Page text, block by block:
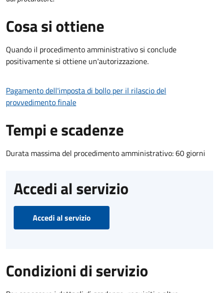
Cosa si ottiene
Quando il procedimento amministrativo si conclude
positivamente si ottiene un'autorizzazione.
Pagamento dell'imposta di bollo per il rilascio del
provvedimento finale
Tempi e scadenze
Durata massima del procedimento amministrativo: 60 giorni
Accedi al servizio
Accedi al servizio
Condizioni di servizio